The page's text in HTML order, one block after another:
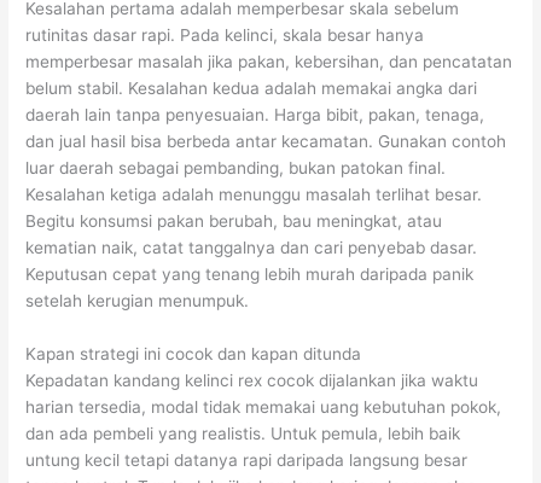
Kesalahan pertama adalah memperbesar skala sebelum
rutinitas dasar rapi. Pada kelinci, skala besar hanya
memperbesar masalah jika pakan, kebersihan, dan pencatatan
belum stabil. Kesalahan kedua adalah memakai angka dari
daerah lain tanpa penyesuaian. Harga bibit, pakan, tenaga,
dan jual hasil bisa berbeda antar kecamatan. Gunakan contoh
luar daerah sebagai pembanding, bukan patokan final.
Kesalahan ketiga adalah menunggu masalah terlihat besar.
Begitu konsumsi pakan berubah, bau meningkat, atau
kematian naik, catat tanggalnya dan cari penyebab dasar.
Keputusan cepat yang tenang lebih murah daripada panik
setelah kerugian menumpuk.
Kapan strategi ini cocok dan kapan ditunda
Kepadatan kandang kelinci rex cocok dijalankan jika waktu
harian tersedia, modal tidak memakai uang kebutuhan pokok,
dan ada pembeli yang realistis. Untuk pemula, lebih baik
untung kecil tetapi datanya rapi daripada langsung besar